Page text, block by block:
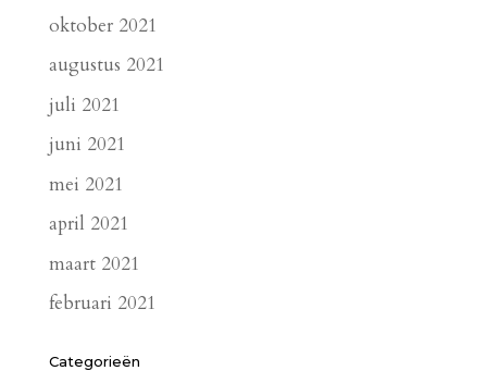
oktober 2021
augustus 2021
juli 2021
juni 2021
mei 2021
april 2021
maart 2021
februari 2021
Categorieën